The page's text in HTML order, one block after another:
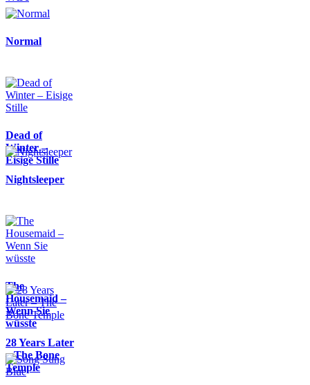
Normal
Dead of
Winter –
Eisige Stille
Nightsleeper
The
Housemaid –
Wenn Sie
wüsste
28 Years Later
– The Bone
Temple